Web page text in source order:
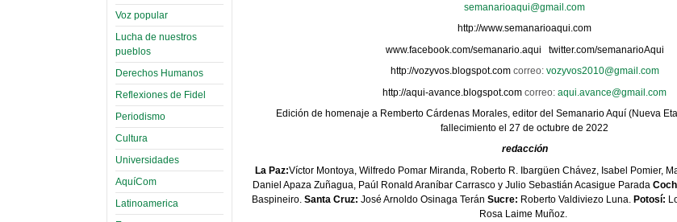
Voz popular
Lucha de nuestros
pueblos
Derechos Humanos
Reflexiones de Fidel
Periodismo
Cultura
Universidades
AquíCom
Latinoamerica
semanarioaqui@gmail.com
http://www.semanarioaqui.com
www.facebook.com/semanario.aqui
twitter.com/semanarioAqui
http://vozyvos.blogspot.comcorreo: vozyvos2010@gmail.com
http://aqui-avance.blogspot.com correo: aqui.avance@gmail.com
Edición de homenaje a Remberto Cárdenas Morales, editor del Semanario Aquí (Nueva
fallecimiento el 27 de octubre de 2022
redacción
La Paz:Víctor Montoya, Wilfredo Pomar Miranda, Roberto R. Ibargüen Chávez, Isabel Pomier,
Daniel Apaza Zuñagua, Paúl Ronald Araníbar Carrasco y Julio Sebastián Acasigue Parada
Baspineiro. Santa Cruz: José Arnoldo Osinaga Terán Sucre: Roberto Valdiviezo Luna. Potosí:
Rosa Laime Muñoz.